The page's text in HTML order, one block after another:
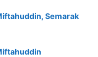
Semarak